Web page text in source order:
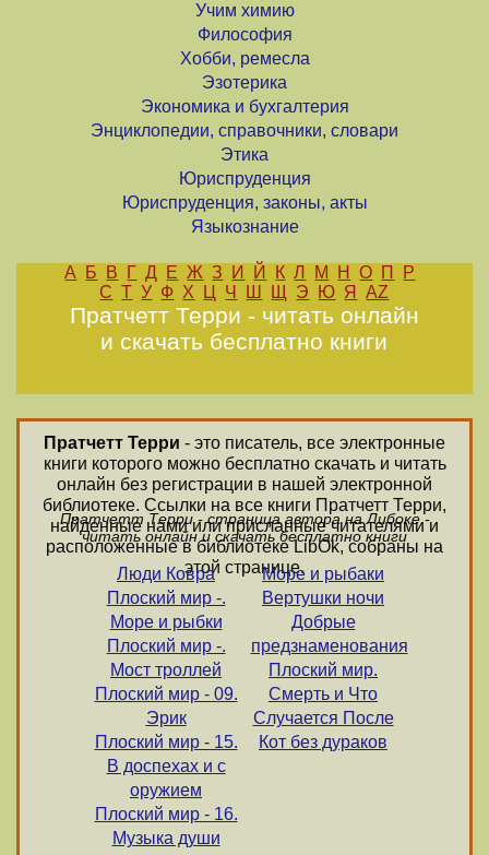
Учим химию
Философия
Хобби, ремесла
Эзотерика
Экономика и бухгалтерия
Энциклопедии, справочники, словари
Этика
Юриспруденция
Юриспруденция, законы, акты
Языкознание
А Б В Г Д Е Ж З И Й К Л М Н О П
Р
С Т У Ф Х Ц Ч Ш Щ Э Ю Я AZ
Пратчетт Терри - читать онлайн
и скачать бесплатно книги
Пратчетт Терри - это писатель, все электронные
книги которого можно бесплатно скачать и читать
онлайн без регистрации в нашей электронной
библиотеке. Ссылки на все книги Пратчетт Терри,
найденные нами или присланные читателями и
расположенные в библиотеке LibOk, собраны на
этой странице.
Пратчетт Терри - страница автора на Либоке -
читать онлайн и скачать бесплатно книги
Люди Ковра
Плоский мир -.
Море и рыбки
Плоский мир -.
Мост троллей
Плоский мир - 09.
Эрик
Плоский мир - 15.
В доспехах и с
оружием
Плоский мир - 16.
Музыка души
Море и рыбаки
Вертушки ночи
Добрые
предзнаменования
Плоский мир.
Смерть и Что
Случается После
Кот без дураков